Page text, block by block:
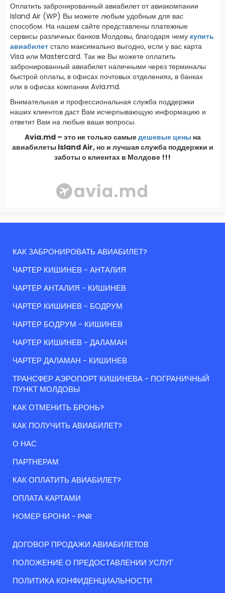
Оплатить забронированный авиабилет от авиакомпании
Island Air (WP) Вы можете любым удобным для вас
способом. На нашем сайте представлены платежные
сервисы различных банков Молдовы, благодаря чему купить
авиабилет стало максимально выгодно, если у вас карта
Visa или Mastercard. Так же Вы можете оплатить
забронированный авиабилет наличными через терминалы
быстрой оплаты, в офисах почтовых отделениях, в банках
или в офисах компании Avia.md.
Внимательная и профессиональная служба поддержки
наших клиентов даст Вам исчерпывающую информацию и
ответит Вам на любые ваши вопросы.
Avia.md – это не только самыедешевые цены на
авиабилеты Island Air, но и лучшая служба поддержки и
заботы о клиентах в Молдове !!!
КАК ЗАБРОНИРОВАТЬ АВИАБИЛЕТ?
ЧАРТЕР КИШИНЕВ - АНТАЛИЯ
ЧАРТЕР АНТАЛИЯ - КИШИНЕВ
ЧАРТЕР КИШИНЕВ - БОДРУМ
ЧАРТЕР БОДРУМ - КИШИНЕВ
ЧАРТЕР КИШИНЕВ - ДАЛАМАН
ЧАРТЕР ДАЛАМАН - КИШИНЕВ
ТРАНСФЕР АЭРОПОРТ КИШИНЕВА - ПОГРАНИЧНЫЙ
ПУНКТ МОЛДОВЫ
КАК ОТМЕНИТЬ БРОНЬ?
КАК ПОЛУЧИТЬ АВИАБИЛЕТ?
О НАС
ПАРТНЕРАМ
КАК ОПЛАТИТЬ АВИАБИЛЕТ?
ОПЛАТА КАРТАМИ
НОМЕР БРОНИ - PNR
ДОГОВОР ПРОДАЖИ АВИАБИЛЕТОВ
ПОЛОЖЕНИЕ О ПРЕДОСТАВЛЕНИИ УСЛУГ
ПОЛИТИКА КОНФИДЕНЦИАЛЬНОСТИ